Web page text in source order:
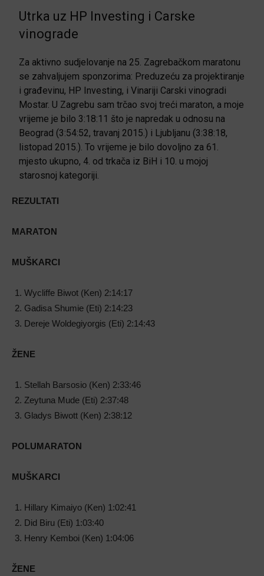
Utrka uz HP Investing i Carske
vinograde
Za aktivno sudjelovanje na 25. Zagrebačkom maratonu
se zahvaljujem sponzorima: Preduzeću za projektiranje
i građevinu, HP Investing, i Vinariji Carski vinogradi
Mostar. U Zagrebu sam trčao svoj treći maraton, a moje
vrijeme je bilo 3:18:11 što je napredak u odnosu na
Beograd (3:54:52, travanj 2015.) i Ljubljanu (3:38:18,
listopad 2015.). To vrijeme je bilo dovoljno za 61.
mjesto ukupno, 4. od trkača iz BiH i 10. u mojoj
starosnoj kategoriji.
REZULTATI
MARATON
MUŠKARCI
Wycliffe Biwot (Ken) 2:14:17
Gadisa Shumie (Eti) 2:14:23
Dereje Woldegiyorgis (Eti) 2:14:43
ŽENE
Stellah Barsosio (Ken) 2:33:46
Zeytuna Mude (Eti) 2:37:48
Gladys Biwott (Ken) 2:38:12
POLUMARATON
MUŠKARCI
Hillary Kimaiyo (Ken) 1:02:41
Did Biru (Eti) 1:03:40
Henry Kemboi (Ken) 1:04:06
ŽENE